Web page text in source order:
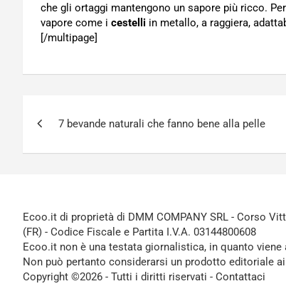
che gli ortaggi mantengono un sapore più ricco.
vapore come i cestelli in metallo, a raggiera,
[/multipage]
7 bevande naturali che fanno bene alla pelle
Ecoo.it di proprietà di DMM COMPANY SRL - Corso
(FR) - Codice Fiscale e Partita I.V.A. 03144800608
Ecoo.it non è una testata giornalistica, in quanto
Non può pertanto considerarsi un prodotto editoriale
Copyright ©2026 - Tutti i diritti riservati - Contattaci